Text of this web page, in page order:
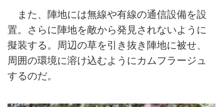
また、陣地には無線や有線の通信設備を設
置。さらに陣地を敵から発見されないように
擬装する。周辺の草を引き抜き陣地に被せ、
周囲の環境に溶け込むようにカムフラージュ
するのだ。